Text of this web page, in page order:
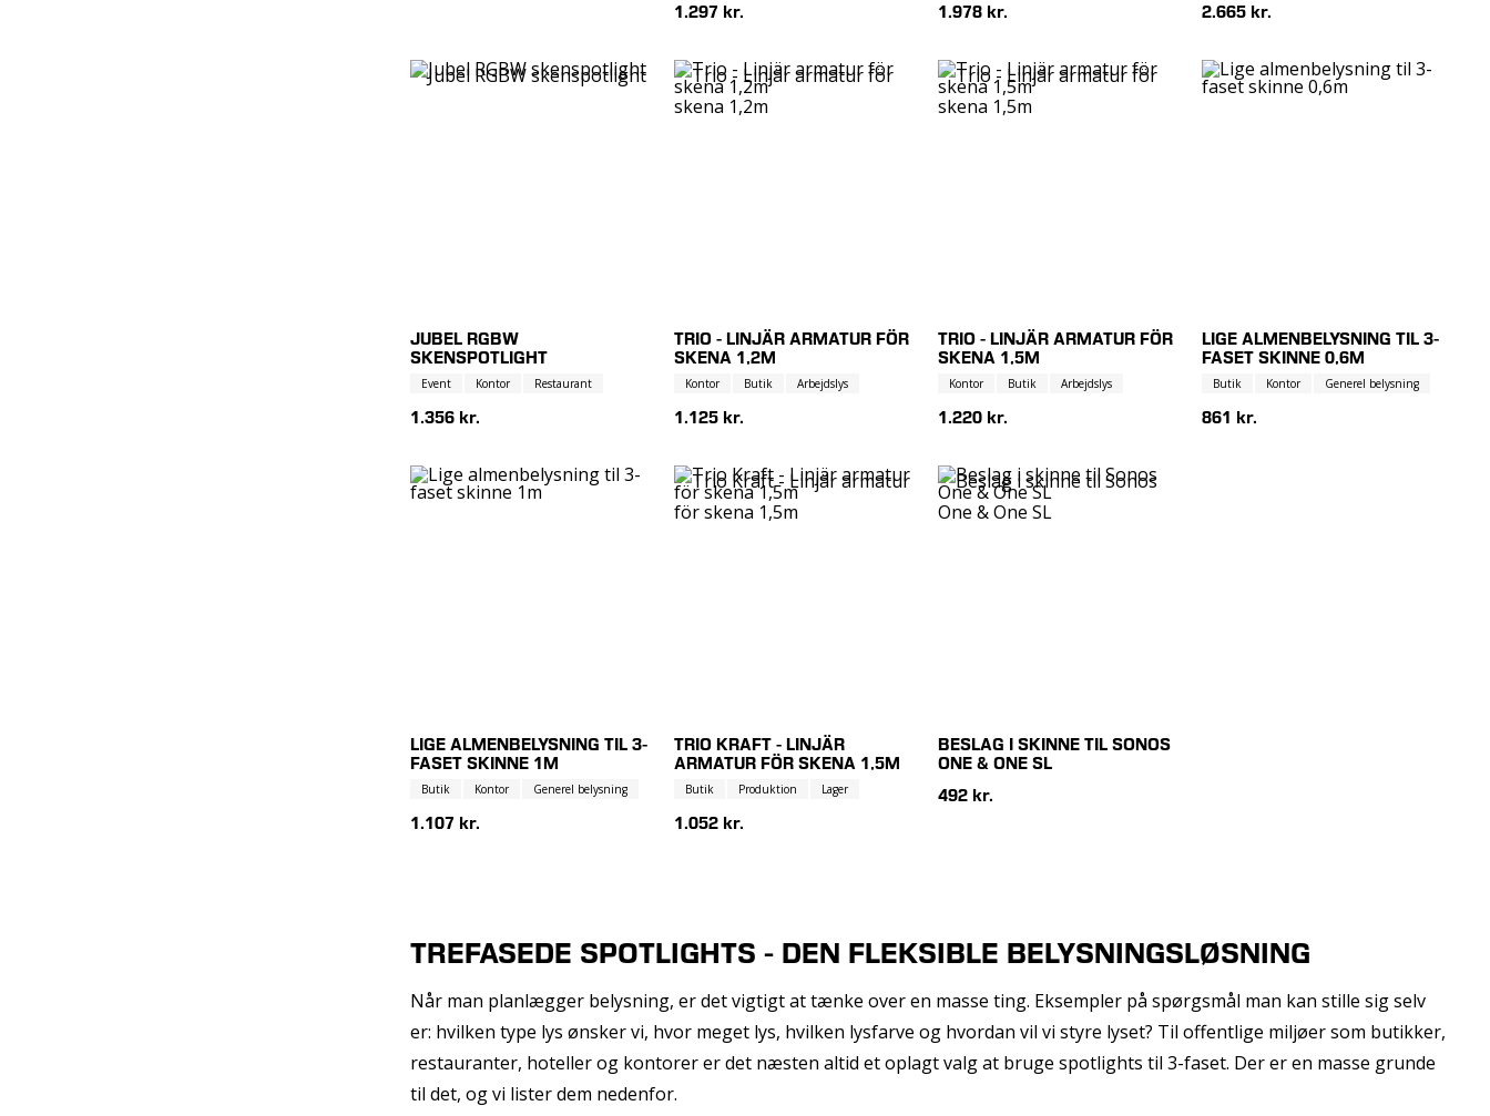
1.297 kr. 1.978 kr. 2.665 kr.
JUBEL RGBW
SKENSPOTLIGHT
Event Kontor Restaurant
1.356 kr.
TRIO - LINJÄR ARMATUR FÖR
SKENA 1,2M
Kontor Butik Arbejdslys
1.125 kr.
TRIO - LINJÄR ARMATUR FÖR
SKENA 1,5M
Kontor Butik Arbejdslys
1.220 kr.
LIGE ALMENBELYSNING TIL 3-
FASET SKINNE 0,6M
Butik Kontor Generel belysning
861 kr.
LIGE ALMENBELYSNING TIL 3-
FASET SKINNE 1M
Butik Kontor Generel belysning
1.107 kr.
TRIO KRAFT - LINJÄR
ARMATUR FÖR SKENA 1,5M
Butik Produktion Lager
1.052 kr.
BESLAG I SKINNE TIL SONOS
ONE & ONE SL
492 kr.
TREFASEDE SPOTLIGHTS - DEN FLEKSIBLE BELYSNINGSLØSNING
Når man planlægger belysning, er det vigtigt at tænke over en masse ting. Eksempler på spørgsmål man kan stille sig selv
er: hvilken type lys ønsker vi, hvor meget lys, hvilken lysfarve og hvordan vil vi styre lyset? Til offentlige miljøer som butikker,
restauranter, hoteller og kontorer er det næsten altid et oplagt valg at bruge spotlights til 3-faset. Der er en masse grunde
til det, og vi lister dem nedenfor.